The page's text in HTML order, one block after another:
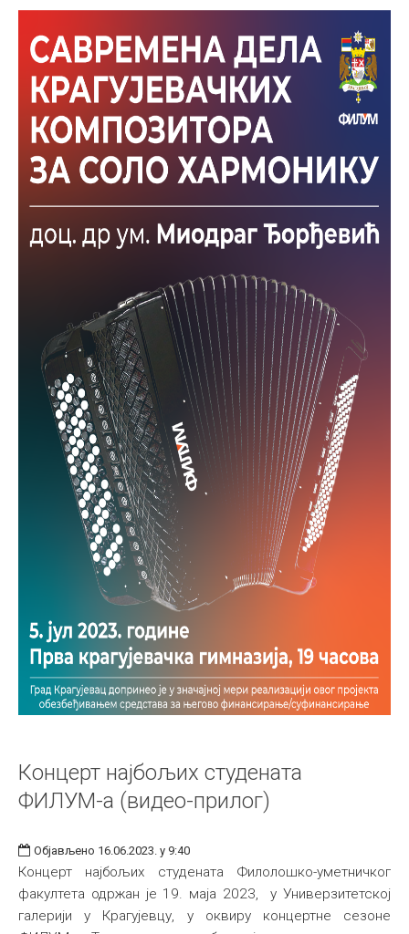
Концерт најбољих студената
ФИЛУМ-а (видео-прилог)
Објављено 16.06.2023. у 9:40
Концерт најбољих студената Филолошко-уметничког
факултета одржан је 19. маја 2023, у Универзитетској
галерији у Крагујевцу, у оквиру концертне сезоне